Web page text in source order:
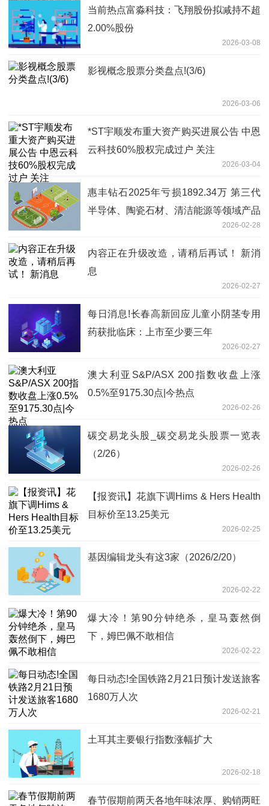
当前热点富淼科技：飞翔股份拟减持不超
2.00%股份
2026-03-08
影视概念股票分类盘点!(3/6)
2026-03-06
*ST宇顺发布重大资产购买进展公告 中恩
云科技60%股权完成过户 关注
2026-03-04
惠丰钻石2025年亏损1892.34万 第三代
半导体、陶瓷石材、清洁能源等领域产品
2026-02-28
内容正在升级改造，请稍后再试！ 新消
息
2026-02-27
每日消息!长春高新回应儿童小阴茎专用
药获批临床：上市至少要三年
2026-02-27
澳大利亚S&P/ASX 200指数收盘上涨
0.5%至9175.30点|今热点
2026-02-26
碳交易龙头股_碳交易龙头股票一览表
（2/26）
2026-02-26
【报资讯】花旗下调Hims & Hers Health
目标价至13.25美元
2026-02-25
基因编辑龙头有这3家（2026/2/20）
2026-02-22
爆大冷！第90分钟绝杀，皇马轰然倒
下，姆巴佩不敢相信
2026-02-22
每日动态!全国铁路2月21日预计发送旅客
1680万人次
2026-02-21
土耳其主要银行指数涨幅扩大
2026-02-18
春节假期前两天各地年味浓厚、购销两旺